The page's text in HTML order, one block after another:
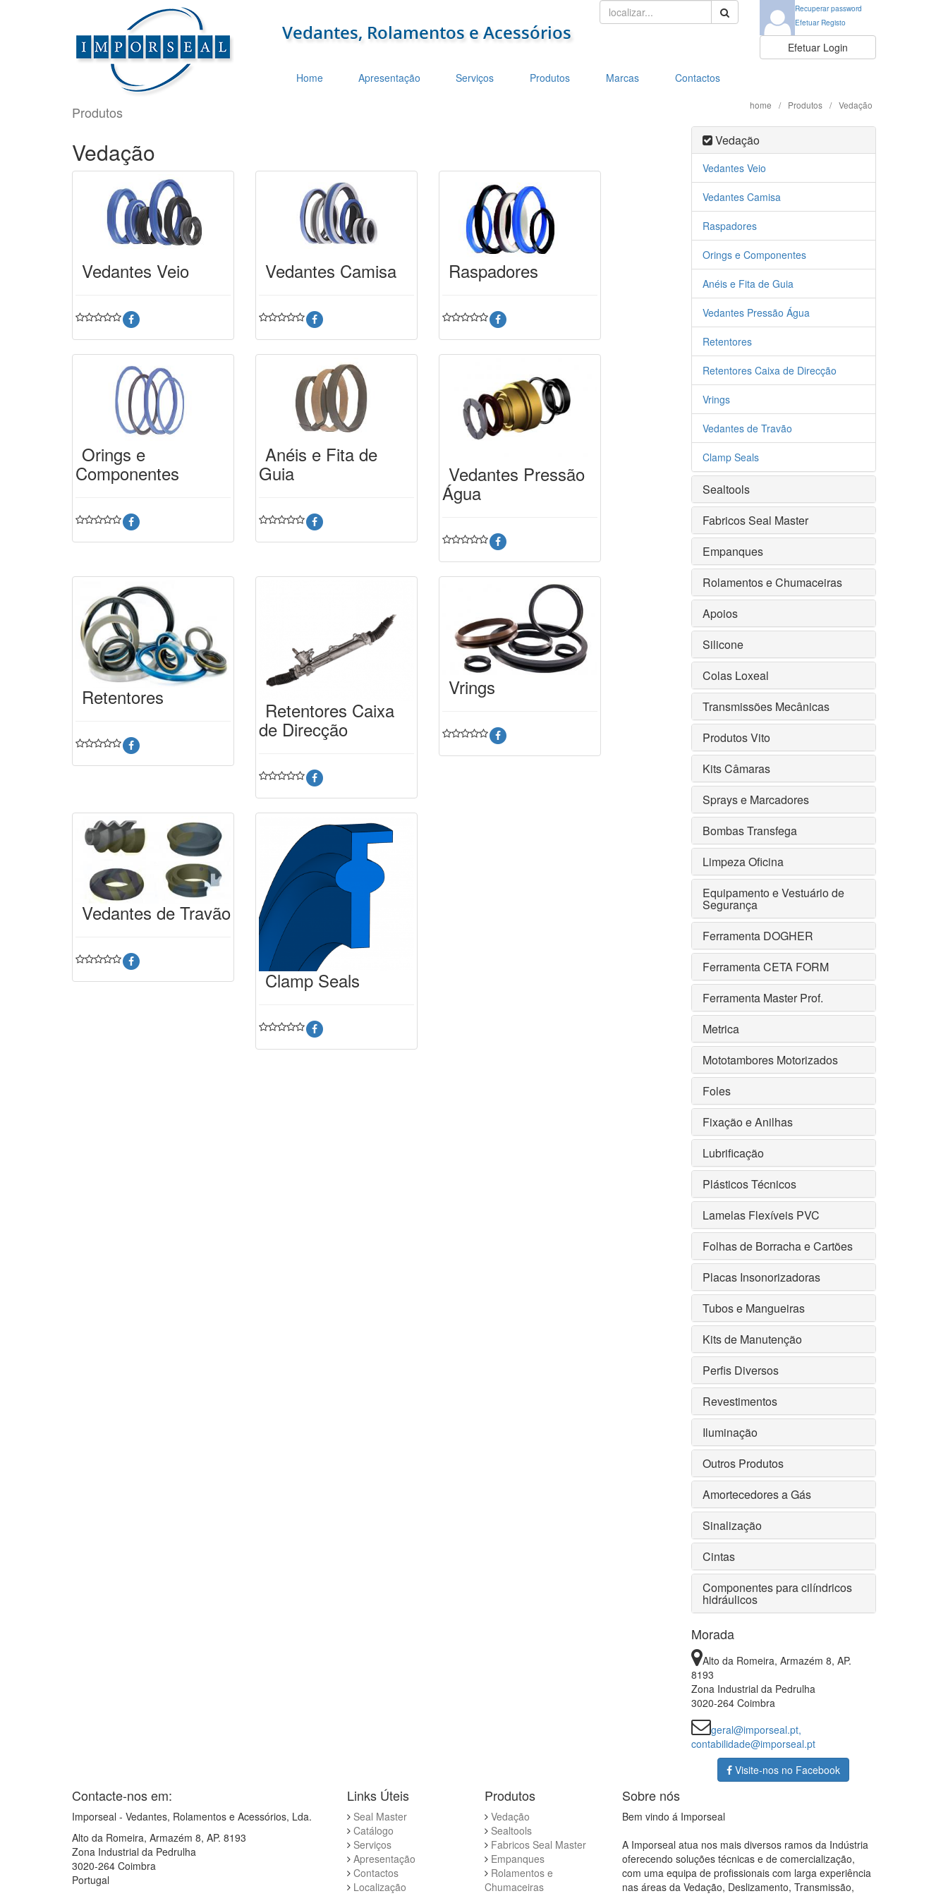
localizar:
Home Apresentação Serviços Produtos Marcas Contactos
Recuperar password
Efetuar Registo
Efetuar Login
Produtos home / Produtos / Vedação
Vedação
Vedantes Veio Vedantes Camisa Raspadores
Orings e
Componentes
Anéis e Fita de
Guia Vedantes Pressão
Água
Retentores
Retentores Caixa
de Direcção
Vrings
Vedantes de Travão
Clamp Seals
Vedação
Vedantes Veio
Vedantes Camisa
Raspadores
Orings e Componentes
Anéis e Fita de Guia
Vedantes Pressão Água
Retentores
Retentores Caixa de Direcção
Vrings
Vedantes de Travão
Clamp Seals
Sealtools
Fabricos Seal Master
Empanques
Rolamentos e Chumaceiras
Apoios
Silicone
Colas Loxeal
Transmissões Mecânicas
Produtos Vito
Kits Câmaras
Sprays e Marcadores
Bombas Transfega
Limpeza Oficina
Equipamento e Vestuário de
Segurança
Ferramenta DOGHER
Ferramenta CETA FORM
Ferramenta Master Prof.
Metrica
Mototambores Motorizados
Foles
Fixação e Anilhas
Lubrificação
Plásticos Técnicos
Lamelas Flexíveis PVC
Folhas de Borracha e Cartões
Placas Insonorizadoras
Tubos e Mangueiras
Kits de Manutenção
Perfis Diversos
Revestimentos
Iluminação
Outros Produtos
Amortecedores a Gás
Sinalização
Cintas
Componentes para cilíndricos
hidráulicos
Morada
Alto da Romeira, Armazém 8, AP.
8193
Zona Industrial da Pedrulha
3020-264 Coimbra
geral@imporseal.pt,
contabilidade@imporseal.pt
Visite-nos no Facebook
Contacte-nos em:
Imporseal - Vedantes, Rolamentos e Acessórios, Lda.
Alto da Romeira, Armazém 8, AP. 8193
Zona Industrial da Pedrulha
3020-264 Coimbra
Portugal
Links Úteis
Seal Master
Catálogo
Serviços
Apresentação
Contactos
Localização
Produtos
Vedação
Sealtools
Fabricos Seal Master
Empanques
Rolamentos e
Chumaceiras
Sobre nós
Bem vindo á Imporseal
A Imporseal atua nos mais diversos ramos da Indústria
oferecendo soluções técnicas e de comercialização,
com uma equipa de profissionais com larga experiência
nas áreas da Vedação, Deslizamento, Transmissão,